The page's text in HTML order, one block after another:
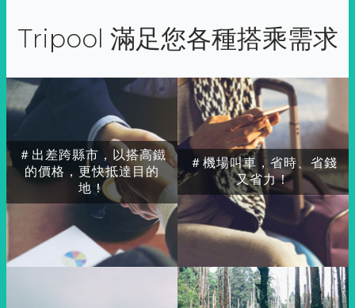
Tripool 滿足您各種搭乘需求
＃出差跨縣市，以搭高鐵
的價格，更快抵達目的
地！
＃機場叫車，省時、省錢
又省力！